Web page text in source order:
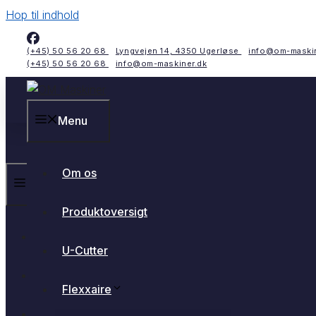
Hop til indhold
(+45) 50 56 20 68 Lyngvejen 14, 4350 Ugerløse
info@om-
(+45) 50 56 20 68
info@om-maskiner.dk
Menu
Om os
Produktoversigt
U-Cutter
Flexxaire